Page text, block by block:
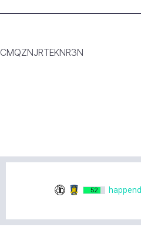
CMQZNJRTEKNR3N
52 happend